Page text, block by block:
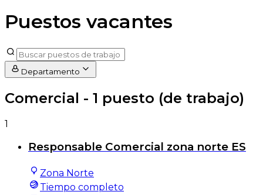
Puestos vacantes
Departamento
Comercial - 1 puesto (de trabajo)
1
Responsable Comercial zona norte ES
Zona Norte
Tiempo completo